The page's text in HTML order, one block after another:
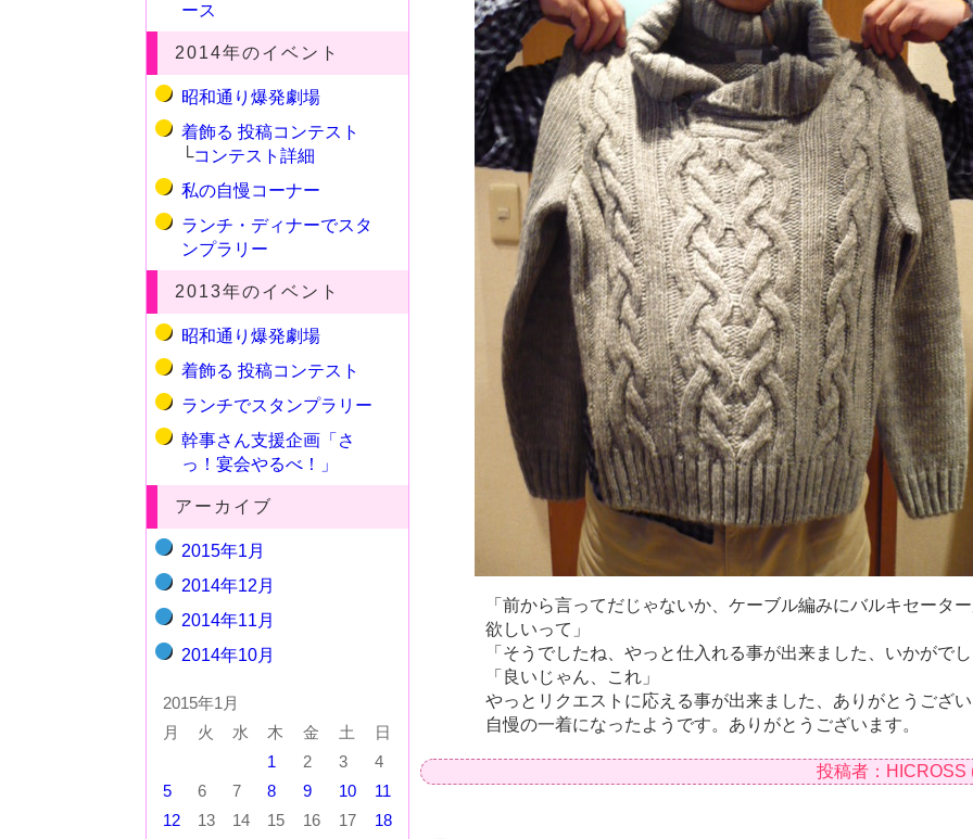
ース
2014年のイベント
昭和通り爆発劇場
着飾る 投稿コンテスト
└コンテスト詳細
私の自慢コーナー
ランチ・ディナーでスタ
ンプラリー
2013年のイベント
昭和通り爆発劇場
着飾る 投稿コンテスト
ランチでスタンプラリー
幹事さん支援企画「さ
っ！宴会やるべ！」
アーカイブ
2015年1月
2014年12月
2014年11月
2014年10月
2015年1月
月
火 水 木 金 土
日
1
2 3
4
5
6 7 8 9 10
11
12
13 14 15 16 17
18
「前から言ってだじゃないか、ケーブル編みにバルキセータ
欲しいって」
「そうでしたね、やっと仕入れる事が出来ました、いかがで
「良いじゃん、これ」
やっとリクエストに応える事が出来ました、ありがとうござ
自慢の一着になったようです。ありがとうございます。
投稿者：HICROSS